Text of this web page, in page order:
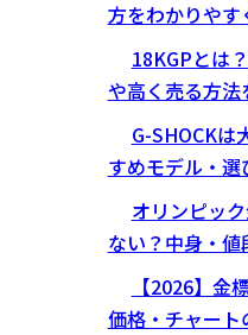
方をわかりやす
18KGPとは
や高く売る方法
G-SHOCKは
すめモデル・選
オリンピッ
ない？中身・
【2026】金
価格・チャー